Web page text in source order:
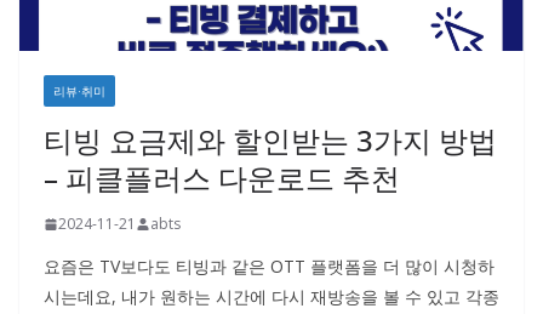
리뷰·취미
티빙 요금제와 할인받는 3가지 방법
– 피클플러스 다운로드 추천
2024-11-21 abts
요즘은 TV보다도 티빙과 같은 OTT 플랫폼을 더 많이 시청하
시는데요, 내가 원하는 시간에 다시 재방송을 볼 수 있고 각종